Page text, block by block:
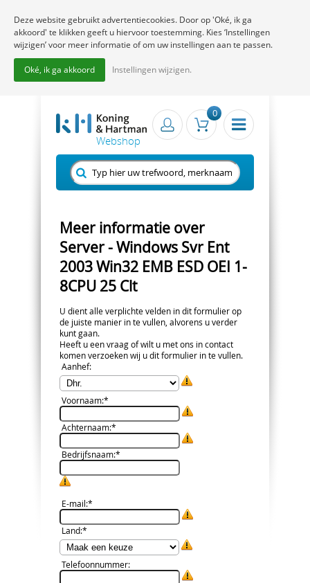
0
Meer informatie over
Server - Windows Svr Ent
2003 Win32 EMB ESD OEI 1-
8CPU 25 Clt
U dient alle verplichte velden in dit formulier op
de juiste manier in te vullen, alvorens u verder
kunt gaan.
Heeft u een vraag of wilt u met ons in contact
komen verzoeken wij u dit formulier in te vullen.
Aanhef:
Voornaam:*
Achternaam:*
Bedrijfsnaam:*
E-mail:*
Land:*
Telefoonnummer:
Deze website gebruikt advertentiecookies. Door op 'Oké, ik ga
akkoord' te klikken geeft u hiervoor toestemming. Kies ‘Instellingen
wijzigen’ voor meer informatie of om uw instellingen aan te passen.
Oké, ik ga akkoord Instellingen wijzigen.